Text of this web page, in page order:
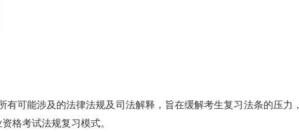
可能涉及的法律法规及司法解释，旨在缓解考生复习法条的压力，
格考试法规复习模式。